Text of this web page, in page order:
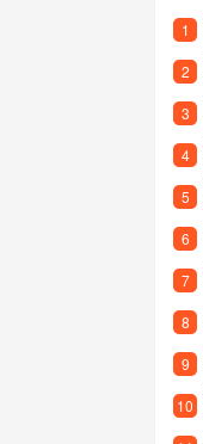
1
2
3
4
5
6
7
8
9
10